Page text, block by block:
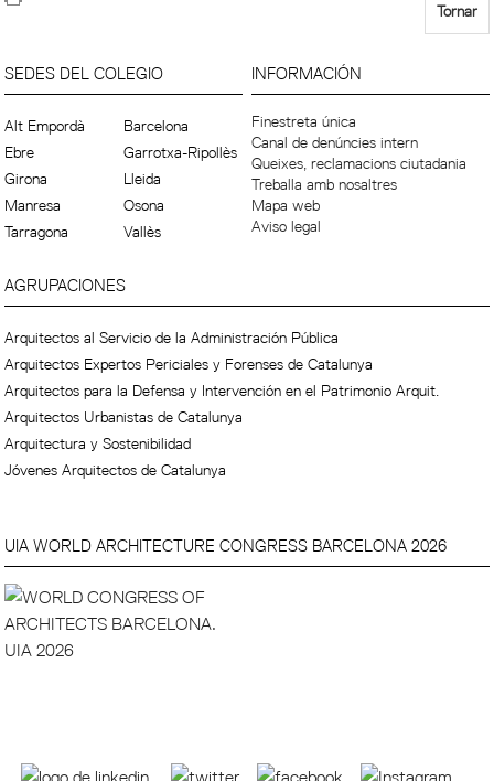
Tornar
SEDES DEL COLEGIO
Alt Empordà
Barcelona
Ebre
Garrotxa-Ripollès
Girona
Lleida
Manresa
Osona
Tarragona
Vallès
INFORMACIÓN
Finestreta única
Canal de denúncies intern
Queixes, reclamacions ciutadania
Treballa amb nosaltres
Mapa web
Aviso legal
AGRUPACIONES
Arquitectos al Servicio de la Administración Pública
Arquitectos Expertos Periciales y Forenses de Catalunya
Arquitectos para la Defensa y Intervención en el Patrimonio Arquit.
Arquitectos Urbanistas de Catalunya
Arquitectura y Sostenibilidad
Jóvenes Arquitectos de Catalunya
UIA WORLD ARCHITECTURE CONGRESS BARCELONA 2026